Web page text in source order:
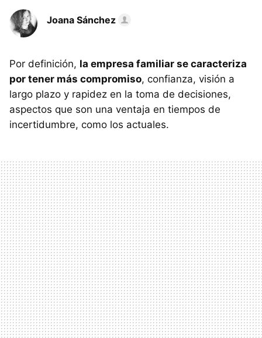
Joana Sánchez
Por definición, la empresa familiar se caracteriza
por tener más compromiso, confianza, visión a
largo plazo y rapidez en la toma de decisiones,
aspectos que son una ventaja en tiempos de
incertidumbre, como los actuales.